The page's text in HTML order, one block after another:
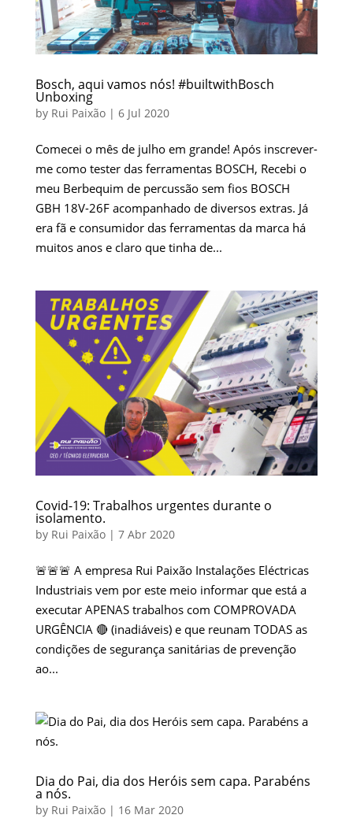
Bosch, aqui vamos nós! #builtwithBosch
Unboxing
by Rui Paixão| 6 Jul 2020
Comecei o mês de julho em grande! Após inscrever-
me como tester das ferramentas BOSCH, Recebi o
meu Berbequim de percussão sem fios BOSCH
GBH 18V-26F acompanhado de diversos extras. Já
era fã e consumidor das ferramentas da marca há
muitos anos e claro que tinha de...
Covid-19: Trabalhos urgentes durante o
isolamento.
by Rui Paixão| 7 Abr 2020
🚨🚨🚨 A empresa Rui Paixão Instalações Eléctricas
Industriais vem por este meio informar que está a
executar APENAS trabalhos com COMPROVADA
URGÊNCIA 🔴 (inadiáveis) e que reunam TODAS as
condições de segurança sanitárias de prevenção
ao...
Dia do Pai, dia dos Heróis sem capa. Parabéns
a nós.
by Rui Paixão| 16 Mar 2020